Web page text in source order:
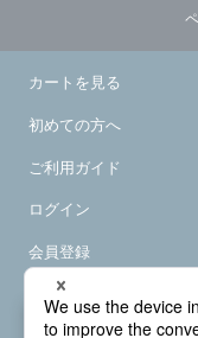
カートを見る
初めての方へ
ご利用ガイド
ログイン
会員登録
サイトマップ
－ ×